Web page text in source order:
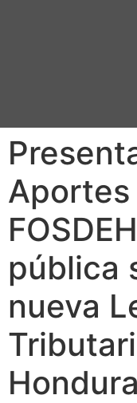
Aportes
pública
nueva